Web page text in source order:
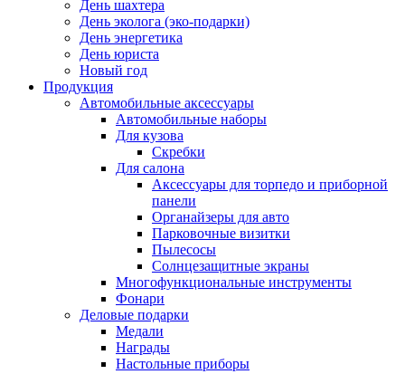
День шахтера
День эколога (эко-подарки)
День энергетика
День юриста
Новый год
Продукция
Автомобильные аксессуары
Автомобильные наборы
Для кузова
Скребки
Для салона
Аксессуары для торпедо и приборной
панели
Органайзеры для авто
Парковочные визитки
Пылесосы
Солнцезащитные экраны
Многофункциональные инструменты
Фонари
Деловые подарки
Медали
Награды
Настольные приборы